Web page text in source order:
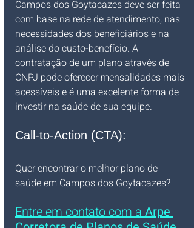
Campos dos Goytacazes deve ser feita
com base na rede de atendimento, nas
necessidades dos beneficiários e na
análise do custo-benefício. A
contratação de um plano através de
CNPJ pode oferecer mensalidades mais
acessíveis e é uma excelente forma de
investir na saúde de sua equipe.
Call-to-Action (CTA):
Quer encontrar o melhor plano de
saúde em Campos dos Goytacazes?
Entre em contato com a Arpe